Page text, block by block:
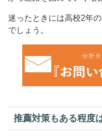
迷ったときには高校2年
でしょう。
推薦対策もある程度